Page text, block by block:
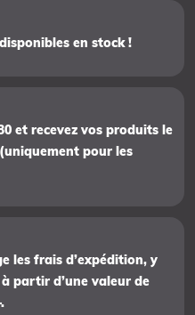
en stock !
et recevez vos produits le
pour les
les frais d’expédition, y
partir d’une valeur de